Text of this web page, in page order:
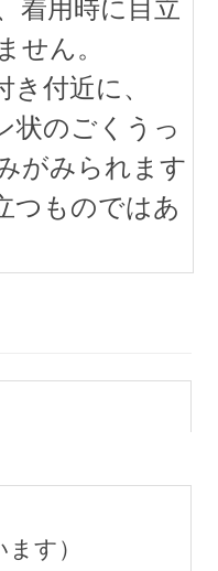
着用時に目立
せん。
き付近に、
状のごくうっ
がみられます
つものではあ
す）